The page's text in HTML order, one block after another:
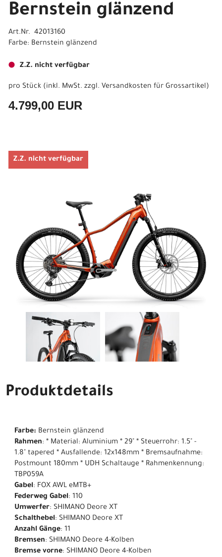
Bernstein glänzend
Art.Nr. 42013160
Farbe: Bernstein glänzend
Z.Z. nicht verfügbar
pro Stück (inkl. MwSt. zzgl. Versandkosten für Grossartikel)
4.799,00 EUR
Z.Z. nicht verfügbar
Produktdetails
Farbe: Bernstein glänzend
Rahmen: * Material: Aluminium * 29" * Steuerrohr: 1.5" -
1.8" tapered * Ausfallende: 12x148mm * Bremsaufnahme:
Postmount 180mm * UDH Schaltauge * Rahmenkennung:
TBP059A
Gabel: FOX AWL eMTB+
Federweg Gabel: 110
Umwerfer: SHIMANO Deore XT
Schalthebel: SHIMANO Deore XT
Anzahl Gänge: 11
Bremsen: SHIMANO Deore 4-Kolben
Bremse vorne: SHIMANO Deore 4-Kolben